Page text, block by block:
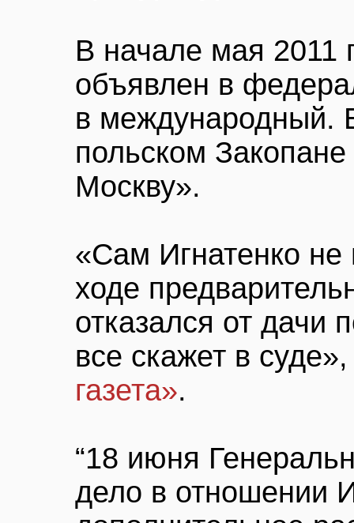
В начале мая 2011
объявлен в
в международный.
польском
Москву».
«Сам Игнатенко
ходе
отказался от дачи
все скажет в
газета».
“18 июня
дело в отношении